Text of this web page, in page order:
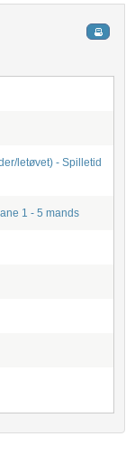
letøvet) - Spilletid
1 - 5 mands